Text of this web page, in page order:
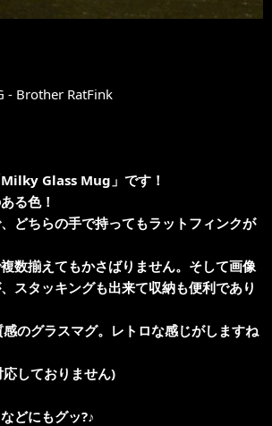
- Brother RatFink
Glass Mug」です！
る色！
どちらの手で持ってもラットフィンクが
数揃えてもかさばりません。そして画像
スタッキングも出来て収納も便利であり
のグラスマグ。レトロな感じがしますね
しておりません)
どにもグッ?♪